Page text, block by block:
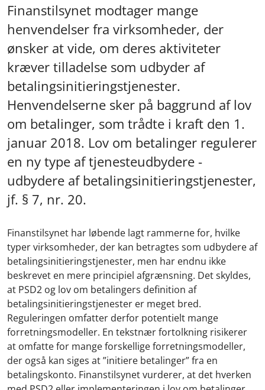
Finanstilsynet modtager mange
henvendelser fra virksomheder, der
ønsker at vide, om deres aktiviteter
kræver tilladelse som udbyder af
betalingsinitieringstjenester.
Henvendelserne sker på baggrund af lov
om betalinger, som trådte i kraft den 1.
januar 2018. Lov om betalinger regulerer
en ny type af tjenesteudbydere -
udbydere af betalingsinitieringstjenester,
jf. § 7, nr. 20.
Finanstilsynet har løbende lagt rammerne for, hvilke
typer virksomheder, der kan betragtes som udbydere af
betalingsinitieringstjenester, men har endnu ikke
beskrevet en mere principiel afgrænsning. Det skyldes,
at PSD2 og lov om betalingers definition af
betalingsinitieringstjenester er meget bred.
Reguleringen omfatter derfor potentielt mange
forretningsmodeller. En tekstnær fortolkning risikerer
at omfatte for mange forskellige forretningsmodeller,
der også kan siges at ”initiere betalinger” fra en
betalingskonto. Finanstilsynet vurderer, at det hverken